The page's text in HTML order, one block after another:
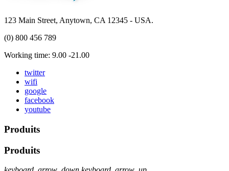
123 Main Street, Anytown, CA 12345 - USA.
(0) 800 456 789
Working time: 9.00 -21.00
twitter
wifi
google
facebook
youtube
Produits
Produits